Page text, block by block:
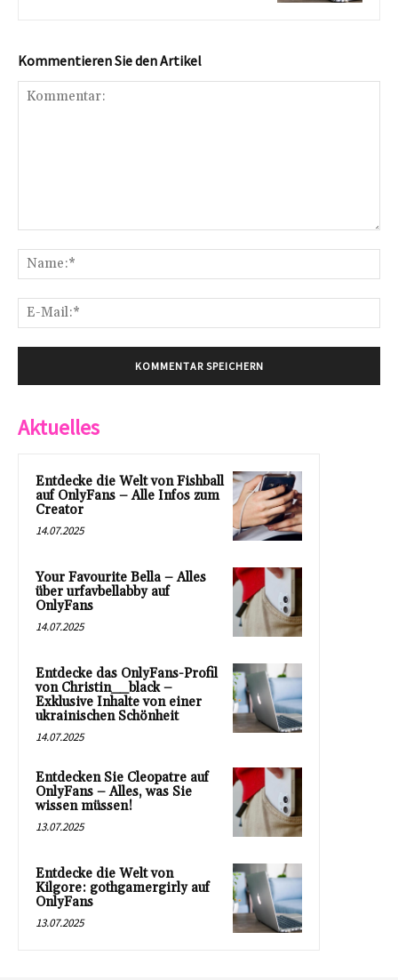
Kommentieren Sie den Artikel
Aktuelles
Entdecke die Welt von Fishball
auf OnlyFans – Alle Infos zum
Creator
14.07.2025
Your Favourite Bella – Alles
über urfavbellabby auf
OnlyFans
14.07.2025
Entdecke das OnlyFans-Profil
von Christin__black –
Exklusive Inhalte von einer
ukrainischen Schönheit
14.07.2025
Entdecken Sie Cleopatre auf
OnlyFans – Alles, was Sie
wissen müssen!
13.07.2025
Entdecke die Welt von
Kilgore: gothgamergirly auf
OnlyFans
13.07.2025